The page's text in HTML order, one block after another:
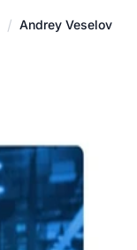
/ Andrey Veselov